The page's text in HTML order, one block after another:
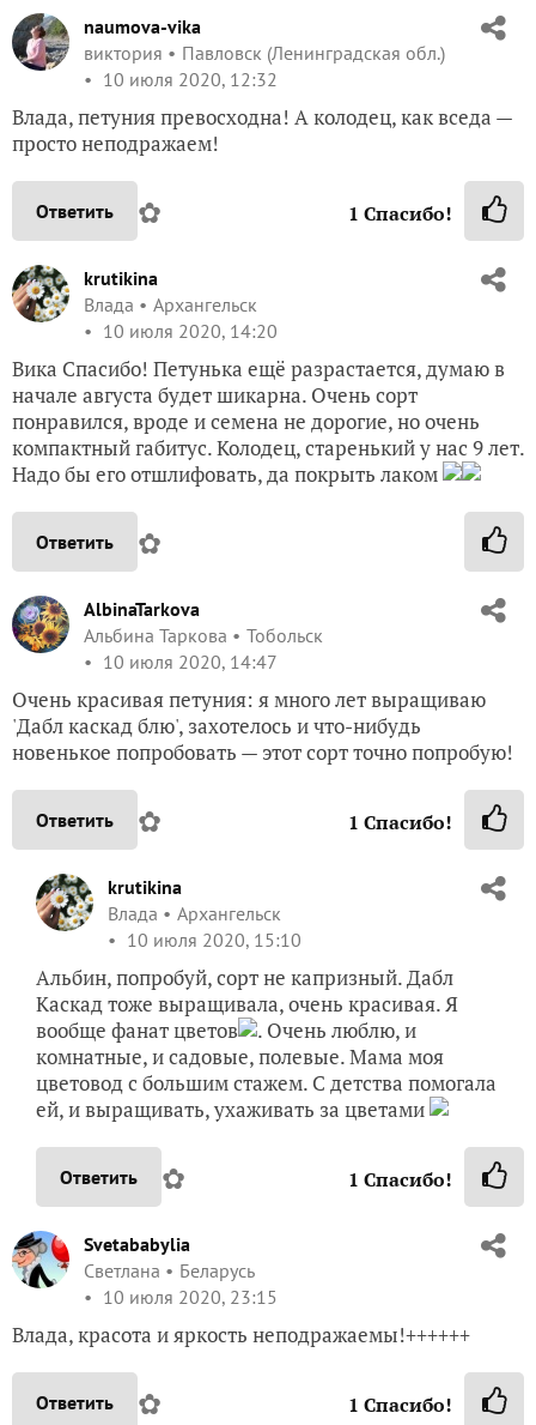
naumova-vika
виктория
Павловск (Ленинградская обл.)
10 июля 2020, 12:32
Влада, петуния превосходна! А колодец, как вседа —
просто неподражаем!
Ответить ✿ 1 Спасибо!
krutikina
Влада
Архангельск
10 июля 2020, 14:20
Вика Спасибо! Петунька ещё разрастается, думаю в
начале августа будет шикарна. Очень сорт
понравился, вроде и семена не дорогие, но очень
компактный габитус. Колодец, старенький у нас 9 лет.
Надо бы его отшлифовать, да покрыть лаком
Ответить ✿
AlbinaTarkova
Альбина Таркова
Тобольск
10 июля 2020, 14:47
Очень красивая петуния: я много лет выращиваю
'Дабл каскад блю', захотелось и что-нибудь
новенькое попробовать — этот сорт точно попробую!
Ответить ✿ 1 Спасибо!
krutikina
Влада
Архангельск
10 июля 2020, 15:10
Альбин, попробуй, сорт не капризный. Дабл
Каскад тоже выращивала, очень красивая. Я
вообще фанат цветов
. Очень люблю, и
комнатные, и садовые, полевые. Мама моя
цветовод с большим стажем. С детства помогала
ей, и выращивать, ухаживать за цветами
Ответить ✿ 1 Спасибо!
Svetababylia
Светлана
Беларусь
10 июля 2020, 23:15
Влада, красота и яркость неподражаемы!++++++
Ответить ✿ 1 Спасибо!